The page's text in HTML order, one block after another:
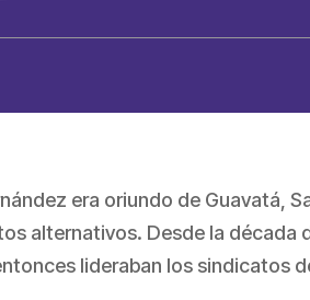
era oriundo de Guavatá,
alternativos. Desde la década
lideraban los sindicatos